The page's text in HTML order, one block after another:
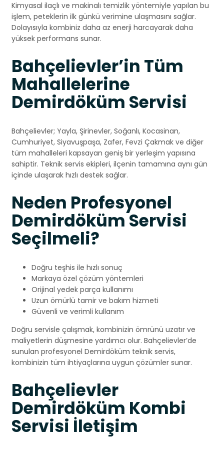
Kimyasal ilaçlı ve makinalı temizlik yöntemiyle yapılan bu
işlem, peteklerin ilk günkü verimine ulaşmasını sağlar.
Dolayısıyla kombiniz daha az enerji harcayarak daha
yüksek performans sunar.
Bahçelievler’in Tüm
Mahallelerine
Demirdöküm Servisi
Bahçelievler; Yayla, Şirinevler, Soğanlı, Kocasinan,
Cumhuriyet, Siyavuşpaşa, Zafer, Fevzi Çakmak ve diğer
tüm mahalleleri kapsayan geniş bir yerleşim yapısına
sahiptir. Teknik servis ekipleri, ilçenin tamamına aynı gün
içinde ulaşarak hızlı destek sağlar.
Neden Profesyonel
Demirdöküm Servisi
Seçilmeli?
Doğru teşhis ile hızlı sonuç
Markaya özel çözüm yöntemleri
Orijinal yedek parça kullanımı
Uzun ömürlü tamir ve bakım hizmeti
Güvenli ve verimli kullanım
Doğru servisle çalışmak, kombinizin ömrünü uzatır ve
maliyetlerin düşmesine yardımcı olur. Bahçelievler’de
sunulan profesyonel Demirdöküm teknik servis,
kombinizin tüm ihtiyaçlarına uygun çözümler sunar.
Bahçelievler
Demirdöküm Kombi
Servisi İletişim